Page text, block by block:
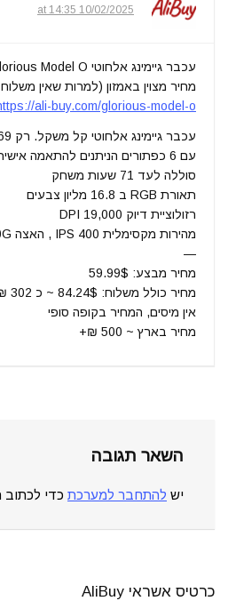
10/02/2025 at 14:35
עכבר גיימינג אלחוטי Glorious Model O
מחיר מצוין באמזון (למרות שאין
ali-buy.com/glorious-model-o/
עכבר גיימינג אלחוטי קל משקל. רק 69 גרם
עם 6 כפתורים הניתנים להתאמה אישית
סוללה לעד 71 שעות משחק
תאורת RGB ב 16.8 מליון צבעים
רזולוציית דיוק 19,000 DPI
מהירות מקסימלית IPS 400 , האצה 50G
—
מחיר מבצע: 59.99$
מחיר כולל משלוח: 84.24$ ~ כ 302 ₪ בלבד
אין מיסים, המחיר בקופה סופי
מחיר בארץ ~ 500 ₪+
השאר תגובה
יש להתחבר למערכת כדי לכתוב
כרטיס אשראי AliBuy